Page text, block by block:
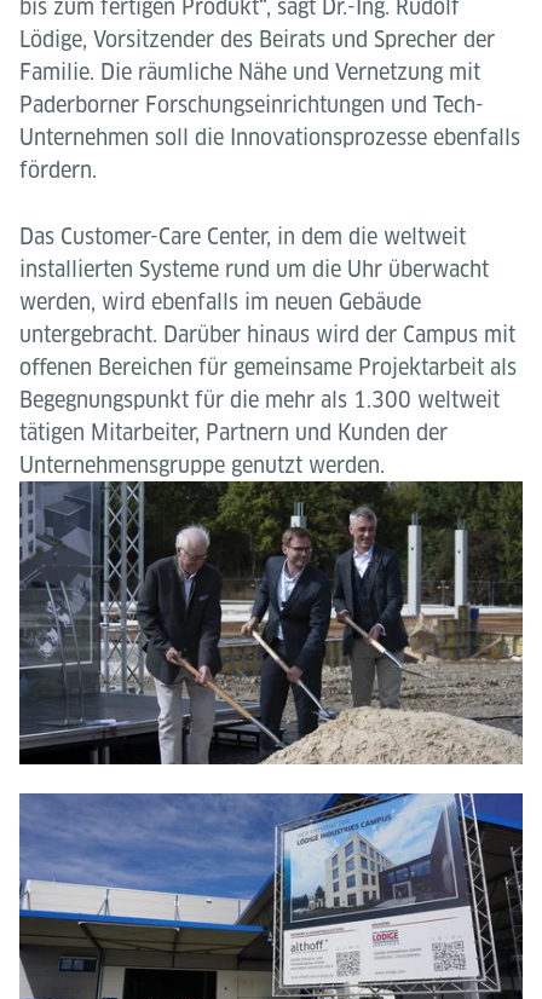
bis zum fertigen Produkt“, sagt Dr.-Ing. Rudolf
Lödige, Vorsitzender des Beirats und Sprecher der
Familie. Die räumliche Nähe und Vernetzung mit
Paderborner Forschungseinrichtungen und Tech-
Unternehmen soll die Innovationsprozesse ebenfalls
fördern.
Das Customer-Care Center, in dem die weltweit
installierten Systeme rund um die Uhr überwacht
werden, wird ebenfalls im neuen Gebäude
untergebracht. Darüber hinaus wird der Campus mit
oﬀenen Bereichen für gemeinsame Projektarbeit als
Begegnungspunkt für die mehr als 1.300 weltweit
tätigen Mitarbeiter, Partnern und Kunden der
Unternehmensgruppe genutzt werden.